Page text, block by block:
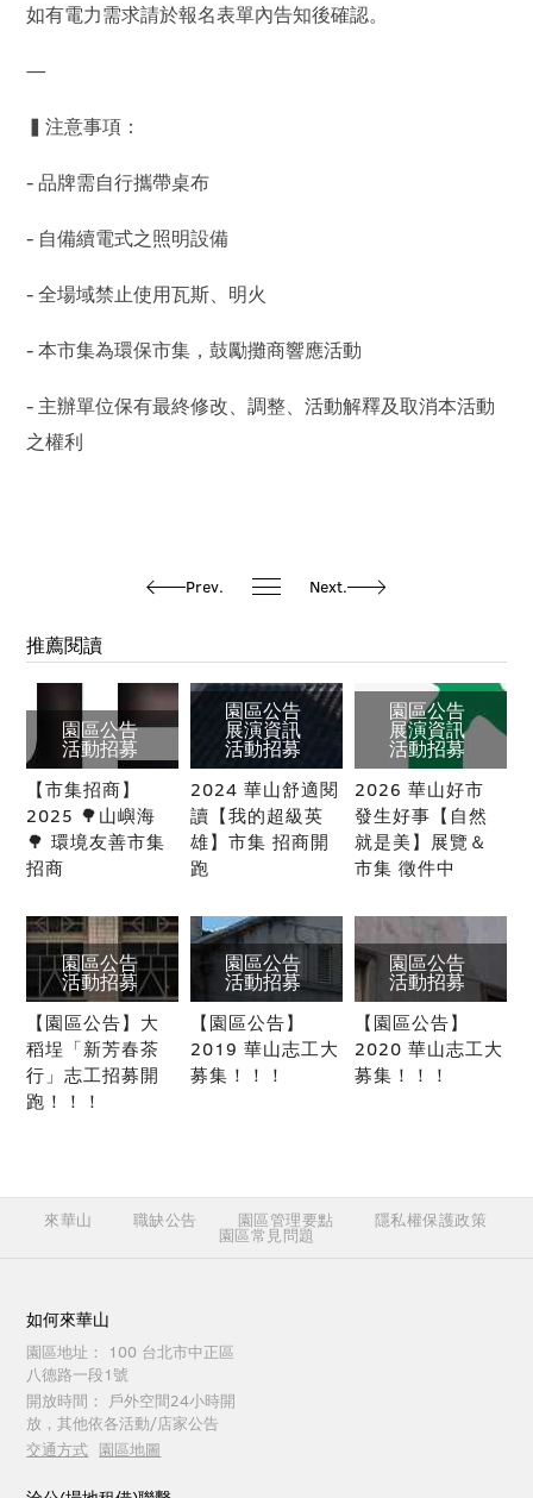
如有電力需求請於報名表單內告知後確認。
—
▍注意事項：
- 品牌需自行攜帶桌布
- 自備續電式之照明設備
- 全場域禁止使用瓦斯、明火
- 本市集為環保市集，鼓勵攤商響應活動
- 主辦單位保有最終修改、調整、活動解釋及取消本活動
之權利
Prev. Next.
推薦閱讀
園區公告
活動招募
【市集招商】
2025 🌳山嶼海
🌳 環境友善市集
招商
園區公告
展演資訊
活動招募
2024 華山舒適閱
讀【我的超級英
雄】市集 招商開
跑
園區公告
展演資訊
活動招募
2026 華山好市
發生好事【自然
就是美】展覽＆
市集 徵件中
園區公告
活動招募
【園區公告】大
稻埕「新芳春茶
行」志工招募開
跑！！！
園區公告
活動招募
【園區公告】
2019 華山志工大
募集！！！
園區公告
活動招募
【園區公告】
2020 華山志工大
募集！！！
來華山 職缺公告 園區管理要點 隱私權保護政策
園區常見問題
如何來華山
園區地址：
100 台北市中正區
八德路一段1號
開放時間：
戶外空間24小時開
放，其他依各活動/店家公告
交通方式 園區地圖